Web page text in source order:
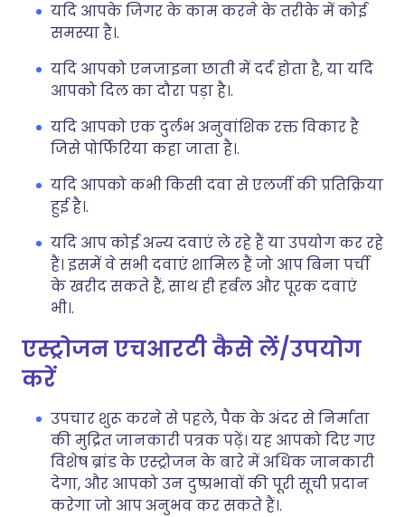
यदि आपके जिगर के काम करने के तरीके में कोई
समस्या है।.
यदि आपको एनजाइना छाती में दर्द होता है, या यदि
आपको दिल का दौरा पड़ा है।.
यदि आपको एक दुर्लभ अनुवांशिक रक्त विकार है
जिसे पोर्फिरिया कहा जाता है।.
यदि आपको कभी किसी दवा से एलर्जी की प्रतिक्रिया
हुई है।.
यदि आप कोई अन्य दवाएं ले रहे हैं या उपयोग कर रहे
हैं। इसमें वे सभी दवाएं शामिल हैं जो आप बिना पर्ची
के खरीद सकते हैं, साथ ही हर्बल और पूरक दवाएं
भी।.
एस्ट्रोजन एचआरटी कैसे लें/उपयोग
करें
उपचार शुरू करने से पहले, पैक के अंदर से निर्माता
की मुद्रित जानकारी पत्रक पढ़ें। यह आपको दिए गए
विशेष ब्रांड के एस्ट्रोजन के बारे में अधिक जानकारी
देगा, और आपको उन दुष्प्रभावों की पूरी सूची प्रदान
करेगा जो आप अनुभव कर सकते हैं।.